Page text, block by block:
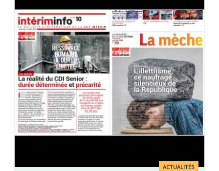
ACTUALITÉS